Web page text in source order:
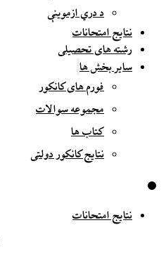
د دري ازموینې
نتایج امتحانات
رشته های تحصیلی
سایر بخش ها
فورم های کانکور
مجموعه سوالات
کتاب ها
نتایج کانکور دولتی
نتایج امتحانات